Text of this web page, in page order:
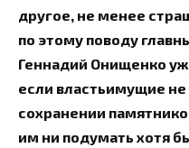
другое, не менее
по этому поводу
Геннадий Онищенко
если властьимущие не
сохранении
им ни подумать хотя